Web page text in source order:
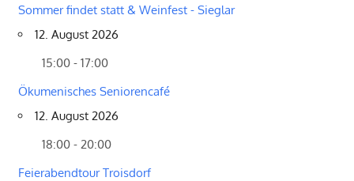
Sommer findet statt & Weinfest - Sieglar
12. August 2026
15:00 - 17:00
Ökumenisches Seniorencafé
12. August 2026
18:00 - 20:00
Feierabendtour Troisdorf